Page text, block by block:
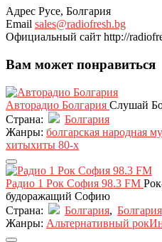
Адрес Русе, Болгария
Email sales@radiofresh.bg
Официальный сайт http://
Вам может понравиться
Авторадио Болгария Слушай
Страна:
Болгария
Жанры: болгарская народная
хитыхиты 80-х
Радио 1 Рок София 98.3 FM
будоражащий Софию
Страна:
Болгария, Болгария
Жанры: Альтернативный рок